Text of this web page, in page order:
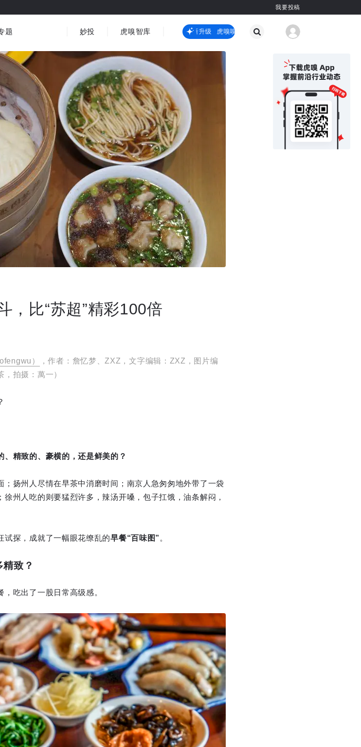
我要投稿
化 金融财经 出海
国际热点
观点 其他
题 妙投 虎嗅智库 虎嗅嗅全新升级 虎嗅嗅全新升级
，比“苏超”精彩100倍
）
，作者：詹忆梦、ZXZ，文字编辑：ZXZ，图片编
拍摄：萬一）
、精致的、豪横的，还是鲜美的？
扬州人尽情在早茶中消磨时间；南京人急匆匆地外带了一袋
州人吃的则要猛烈许多，辣汤开嗓，包子扛饿，油条解闷，
试探，成就了一幅眼花缭乱的早餐“百味图” 。
致？
吃出了一股日常高级感。